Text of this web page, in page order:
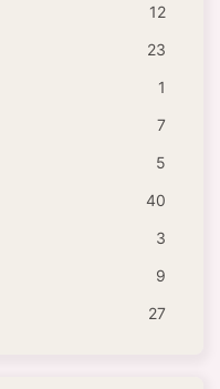
12
23
1
7
5
40
3
9
27